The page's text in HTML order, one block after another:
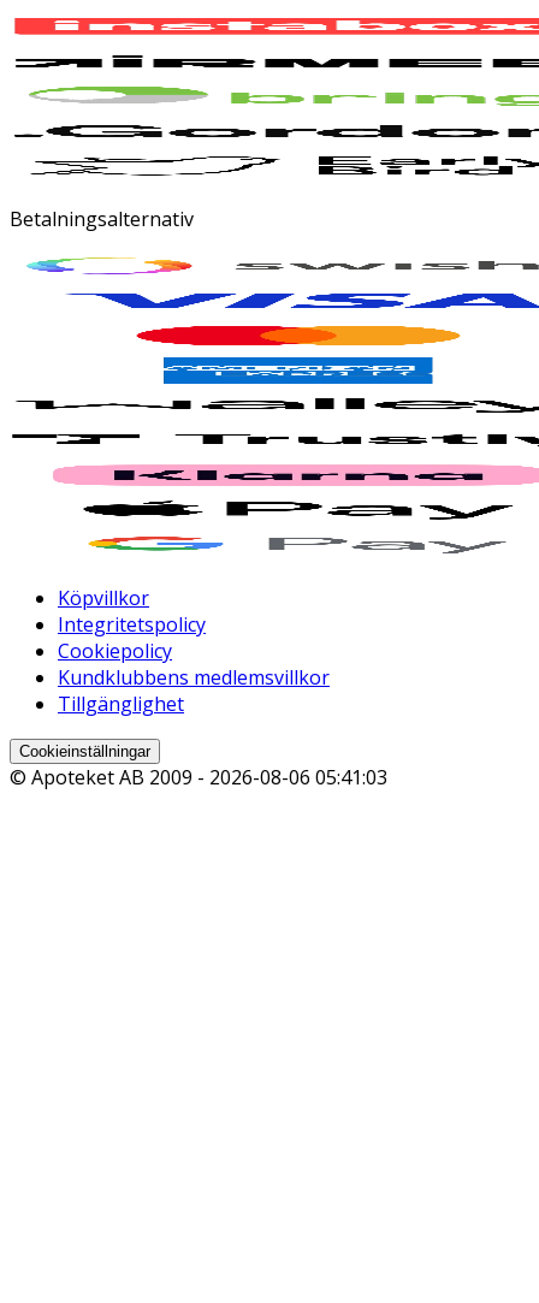
Betalningsalternativ
Köpvillkor
Integritetspolicy
Cookiepolicy
Kundklubbens medlemsvillkor
Tillgänglighet
Cookieinställningar
© Apoteket AB 2009 - 2026-08-06 05:41:03